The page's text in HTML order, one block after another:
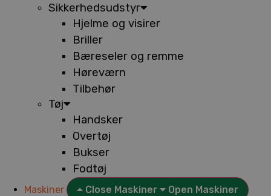
Sikkerhedsudstyr
Hjelme og visirer
Briller
Bæreseler og remme
Høreværn
Tilbehør
Tøj
Handsker
Overtøj
Bukser
Fodtøj
Maskiner Close Maskiner Open Maskiner